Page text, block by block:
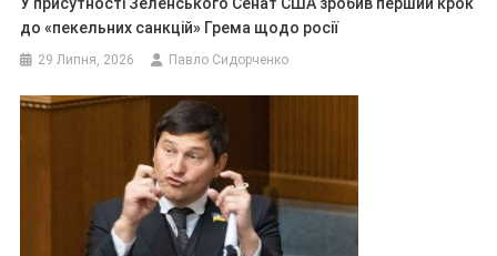
У присутності Зеленського Сенат США зробив перший крок
до «пекельних санкцій» Грема щодо росії
29 Липня, 2026 Павло Сидорченко